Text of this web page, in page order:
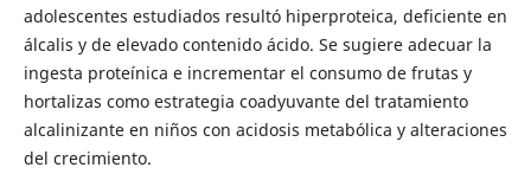
adolescentes estudiados resultó hiperproteica, deficiente en
álcalis y de elevado contenido ácido. Se sugiere adecuar la
ingesta proteínica e incrementar el consumo de frutas y
hortalizas como estrategia coadyuvante del tratamiento
alcalinizante en niños con acidosis metabólica y alteraciones
del crecimiento.